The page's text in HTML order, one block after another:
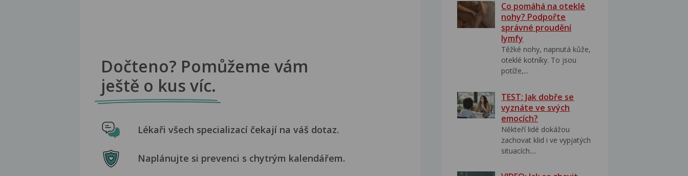
Dočteno? Pomůžeme vám
ještě o kus víc.
Lékaři všech specializací čekají na váš dotaz.
Naplánujte si prevenci s chytrým kalendářem.
Co pomáhá na oteklé
nohy? Podpořte
správné proudění
lymfy
Těžké nohy, napnutá kůže,
oteklé kotníky. To jsou
potíže,...
TEST: Jak dobře se
vyznáte ve svých
emocích?
Někteří lidé dokážou
zachovat klid i ve vypjatých
situacích....